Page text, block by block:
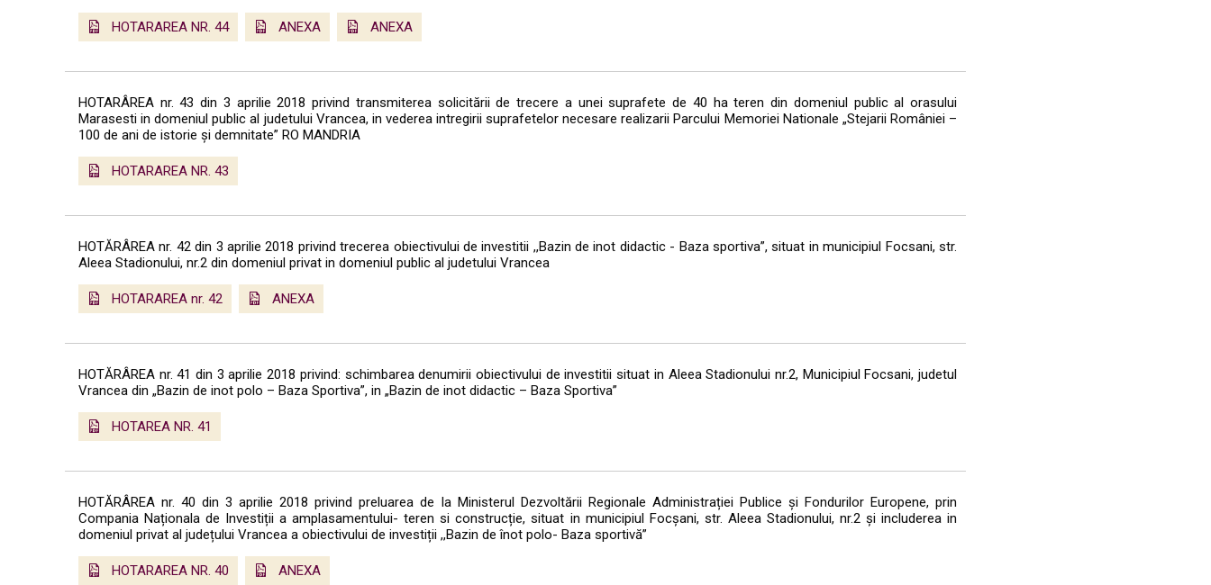
HOTARAREA NR. 44 ANEXA ANEXA
HOTARÂREA nr. 43 din 3 aprilie 2018 privind transmiterea solicitării de trecere a unei suprafete de 40 ha teren din domeniul public al orasului
Marasesti in domeniul public al judetului Vrancea, in vederea intregirii suprafetelor necesare realizarii Parcului Memoriei Nationale „Stejarii României –
100 de ani de istorie și demnitate” RO MANDRIA
HOTARAREA NR. 43
HOTĂRÂREA nr. 42 din 3 aprilie 2018 privind trecerea obiectivului de investitii ,,Bazin de inot didactic - Baza sportiva”, situat in municipiul Focsani, str.
Aleea Stadionului, nr.2 din domeniul privat in domeniul public al judetului Vrancea
HOTARAREA nr. 42 ANEXA
HOTĂRÂREA nr. 41 din 3 aprilie 2018 privind: schimbarea denumirii obiectivului de investitii situat in Aleea Stadionului nr.2, Municipiul Focsani, judetul
Vrancea din „Bazin de inot polo – Baza Sportiva”, in „Bazin de inot didactic – Baza Sportiva”
HOTAREA NR. 41
HOTĂRÂREA nr. 40 din 3 aprilie 2018 privind preluarea de la Ministerul Dezvoltării Regionale Administrației Publice și Fondurilor Europene, prin
Compania Naționala de Investiții a amplasamentului- teren si construcție, situat in municipiul Focșani, str. Aleea Stadionului, nr.2 și includerea in
domeniul privat al județului Vrancea a obiectivului de investiții ,,Bazin de înot polo- Baza sportivă”
HOTARAREA NR. 40 ANEXA